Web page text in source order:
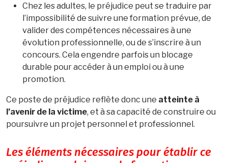
Chez les adultes, le préjudice peut se traduire par
l’impossibilité de suivre une formation prévue, de
valider des compétences nécessaires à une
évolution professionnelle, ou de s’inscrire à un
concours. Cela engendre parfois un blocage
durable pour accéder à un emploi ou à une
promotion.
Ce poste de préjudice reflète donc une atteinte à
l’avenir de la victime, et à sa capacité de construire ou
poursuivre un projet personnel et professionnel.
Les éléments nécessaires pour établir ce